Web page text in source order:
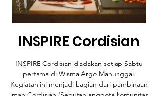
INSPIRE Cordisian
INSPIRE Cordisian diadakan setiap Sabtu
pertama di Wisma Argo Manunggal.
Kegiatan ini menjadi bagian dari pembinaan